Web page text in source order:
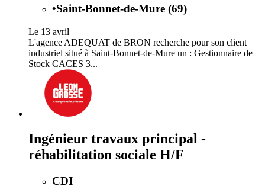
•Saint-Bonnet-de-Mure (69)
Le 13 avril
L'agence ADEQUAT de BRON recherche pour son client
industriel situé à Saint-Bonnet-de-Mure un : Gestionnaire de
Stock CACES 3...
Ingénieur travaux principal -
réhabilitation sociale H/F
CDI